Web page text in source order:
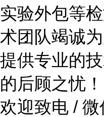
实验外包等
术团队竭诚
提供专业的
的后顾之忧！
欢迎致电 /